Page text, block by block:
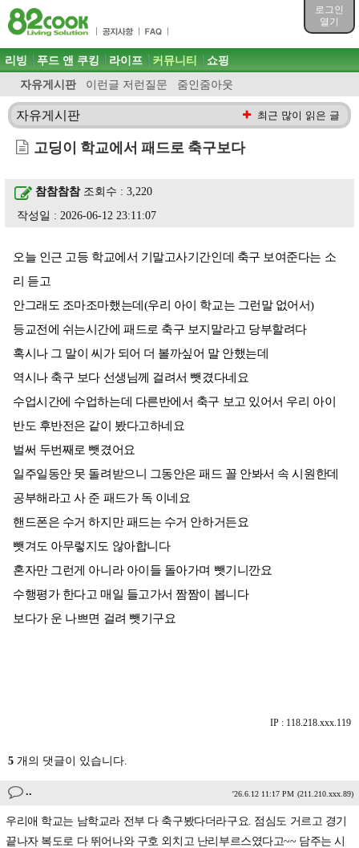
로그인
열기
목차
주메뉴 바로가기
컨텐츠 바로가기
검색 바로가기
로그인 바로가기
주메뉴
리빙 푸드 앤 쿠킹 라이프 커뮤니티
자유게시판 이런글 저런질문 줌인줌아웃
쇼핑
자유게시판 최근 많이 읽은 글
고딩이 학교에서 패드로 축구보다
참참참참조회수 : 3,220
작성일 : 2026-06-12 23:11:07
오늘 인근 고등 학교에서 기말고사기간인데 축구 보여준다는 소
리 듣고
안그래도 조마조마했는데(우리 아이 학교는 그런말 없어서)
등교전에 쉬는시간에 패드로 축구 보지말라고 당부할려다
혹시나 그 말이 씨가 되어 더 볼까싶어 말 안했는데
역시나 축구 보다 선생님께 걸려서 뺏겼다네요
수업시간에 수업하는데 다른반에서 축구 보고 있어서 우리 아이
반도 후반전은 같이 봤다고하네요
벌써 두번째로 뺏겼어요
일주일동안 못 돌려받으니 그동안은 패드 꼴 안봐서 속 시원한데
공부해라고 사 준 패드가 독 이네요
핸드폰은 수거 하지만 패드는 수거 안하거든요
뺏겨도 아무렇지도 않아합니다
혼자만 그런게 아니라 아이들 돌아가며 뺏기니깐요
수행평가 한다고 매일 들고가서 짬짬이 봅니다
보다가 운 나쁘면 걸려 뺏기구요
IP : 118.218.xxx.119
5 개의 댓글이 있습니다.
.. '26.6.12 11:17 PM (211.210.xxx.89)
우리애 학교는 남학교라 전부 다 축구봤다더라구요. 점심도 거르고 경기
끝나자 복도로 다 뛰어나와 구호 외치고 난리부르스였다고~~ 담주는 시